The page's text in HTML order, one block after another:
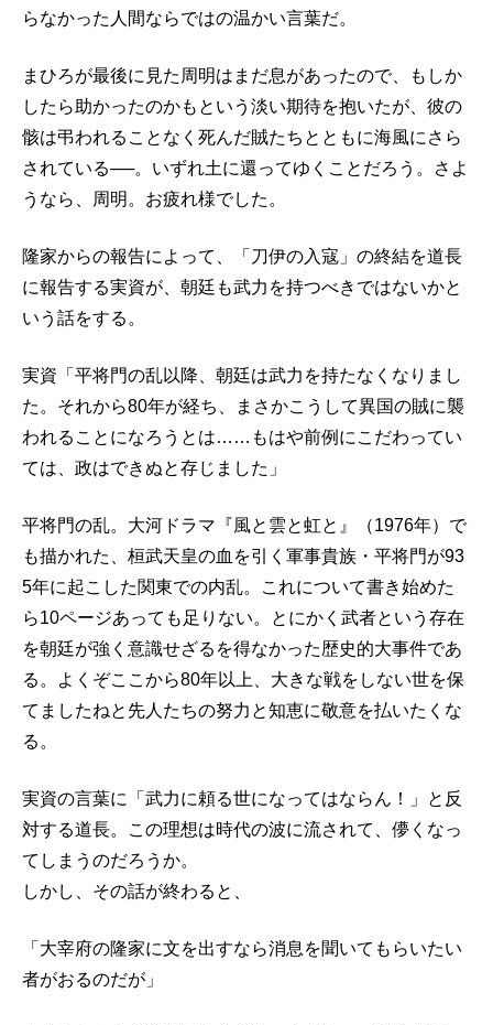
らなかった人間ならではの温かい言葉だ。
まひろが最後に見た周明はまだ息があったので、もしか
したら助かったのかもという淡い期待を抱いたが、彼の
骸は弔われることなく死んだ賊たちとともに海風にさら
されている──。いずれ土に還ってゆくことだろう。さよ
うなら、周明。お疲れ様でした。
隆家からの報告によって、「刀伊の入寇」の終結を道長
に報告する実資が、朝廷も武力を持つべきではないかと
いう話をする。
実資「平将門の乱以降、朝廷は武力を持たなくなりまし
た。それから80年が経ち、まさかこうして異国の賊に襲
われることになろうとは……もはや前例にこだわってい
ては、政はできぬと存じました」
平将門の乱。大河ドラマ『風と雲と虹と』（1976年）で
も描かれた、桓武天皇の血を引く軍事貴族・平将門が93
5年に起こした関東での内乱。これについて書き始めた
ら10ページあっても足りない。とにかく武者という存在
を朝廷が強く意識せざるを得なかった歴史的大事件であ
る。よくぞここから80年以上、大きな戦をしない世を保
てましたねと先人たちの努力と知恵に敬意を払いたくな
る。
実資の言葉に「武力に頼る世になってはならん！」と反
対する道長。この理想は時代の波に流されて、儚くなっ
てしまうのだろうか。
しかし、その話が終わると、
「大宰府の隆家に文を出すなら消息を聞いてもらいたい
者がおるのだが」